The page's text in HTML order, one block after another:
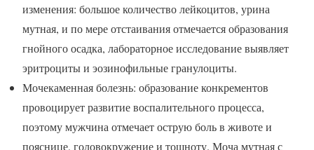
изменения: большое количество лейкоцитов, урина
мутная, и по мере отстаивания отмечается образования
гнойного осадка, лабораторное исследование выявляет
эритроциты и эозинофильные гранулоциты.
Мочекаменная болезнь: образование конкрементов
провоцирует развитие воспалительного процесса,
поэтому мужчина отмечает острую боль в животе и
пояснице, головокружение и тошноту. Моча мутная с